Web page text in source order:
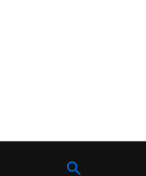
Search